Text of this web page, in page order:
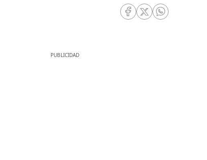
RRSS Facebook
RRSS Twitter
RRSS